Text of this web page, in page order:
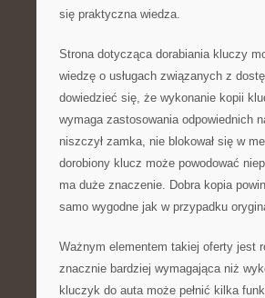
się praktyczna wiedza.
Strona dotycząca dorabiania kluczy
wiedzę o usługach związanych z
dowiedzieć się, że wykonanie kopii
wymaga zastosowania odpowiednich
niszczył zamka, nie blokował się w
dorobiony klucz może powodować
ma duże znaczenie. Dobra kopia
samo wygodne jak w przypadku
Ważnym elementem takiej oferty jest
znacznie bardziej wymagająca niż
kluczyk do auta może pełnić kilka